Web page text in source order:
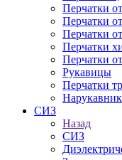
Перчатки
Перчатки
Перчатки
Перчатки
Перчатки
Рукавицы
Перчатки
СИЗ
Назад
СИЗ